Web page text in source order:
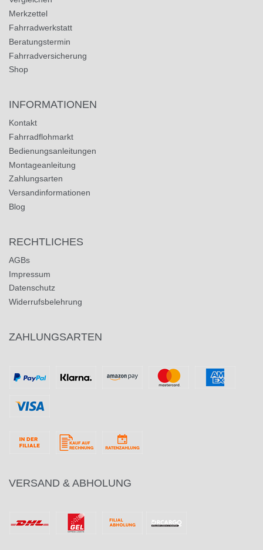
Merkzettel
Fahrradwerkstatt
Beratungstermin
Fahrradversicherung
Shop
INFORMATIONEN
Kontakt
Fahrradflohmarkt
Bedienungsanleitungen
Montageanleitung
Zahlungsarten
Versandinformationen
Blog
RECHTLICHES
AGBs
Impressum
Datenschutz
Widerrufsbelehrung
ZAHLUNGSARTEN
VERSAND & ABHOLUNG